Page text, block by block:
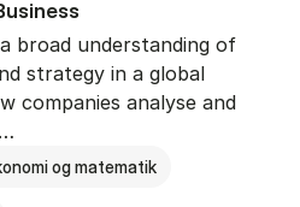
broad understanding of
strategy in a global
companies analyse and
og matematik